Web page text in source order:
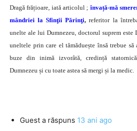
Dragă frățioare, iată articolul ; învață-mă
mândriei la Sfinţii Părinţi,referitor la
unelte ale lui Dumnezeu, doctorul suprem este
uneltele prin care el tămăduește însă trebue
buze din inimă izvorâtă, credință
Dumnezeu și cu toate astea să mergi și la medic.
Guest a răspuns 13 ani ago